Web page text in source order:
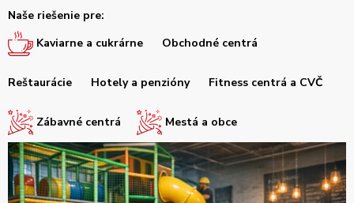
Naše riešenie pre:
Kaviarne a cukrárne
Obchodné centrá
Reštaurácie Hotely a penzióny Fitness centrá a CVČ
Zábavné centrá Mestá a obce